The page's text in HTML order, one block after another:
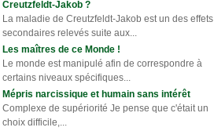
Creutzfeldt-Jakob ?
La maladie de Creutzfeldt-Jakob est un des effets
secondaires relevés suite aux...
Les maîtres de ce Monde !
Le monde est manipulé afin de correspondre à
certains niveaux spécifiques...
Mépris narcissique et humain sans intérêt
Complexe de supériorité Je pense que c'était un
choix difficile,...